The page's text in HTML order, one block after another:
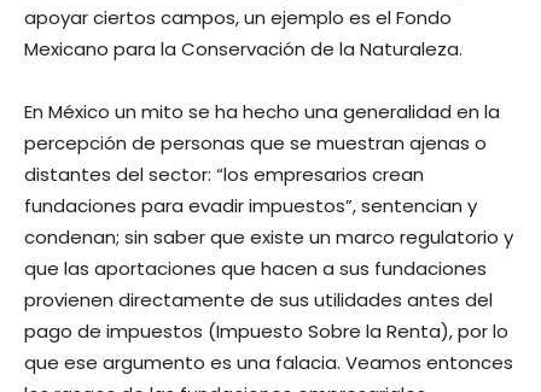
apoyar ciertos campos, un ejemplo es el Fondo
Mexicano para la Conservación de la Naturaleza.
En México un mito se ha hecho una generalidad en la
percepción de personas que se muestran ajenas o
distantes del sector: “los empresarios crean
fundaciones para evadir impuestos”, sentencian y
condenan; sin saber que existe un marco regulatorio y
que las aportaciones que hacen a sus fundaciones
provienen directamente de sus utilidades antes del
pago de impuestos (Impuesto Sobre la Renta), por lo
que ese argumento es una falacia. Veamos entonces